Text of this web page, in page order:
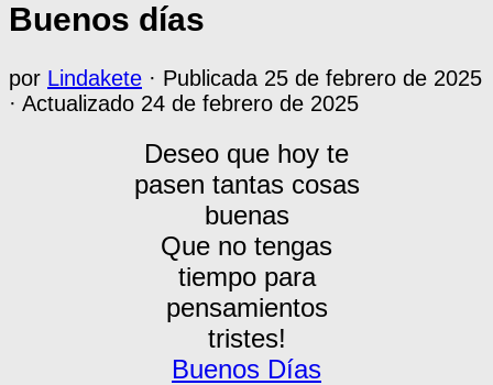
Buenos días
por Lindakete · Publicada 25 de febrero de 2025
· Actualizado 24 de febrero de 2025
Deseo que hoy te
pasen tantas cosas
buenas
Que no tengas
tiempo para
pensamientos
tristes!
Buenos Días